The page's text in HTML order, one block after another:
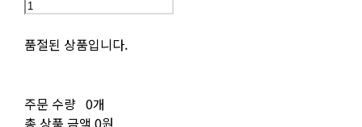
품절된 상품입니다.
주문 수량 0개